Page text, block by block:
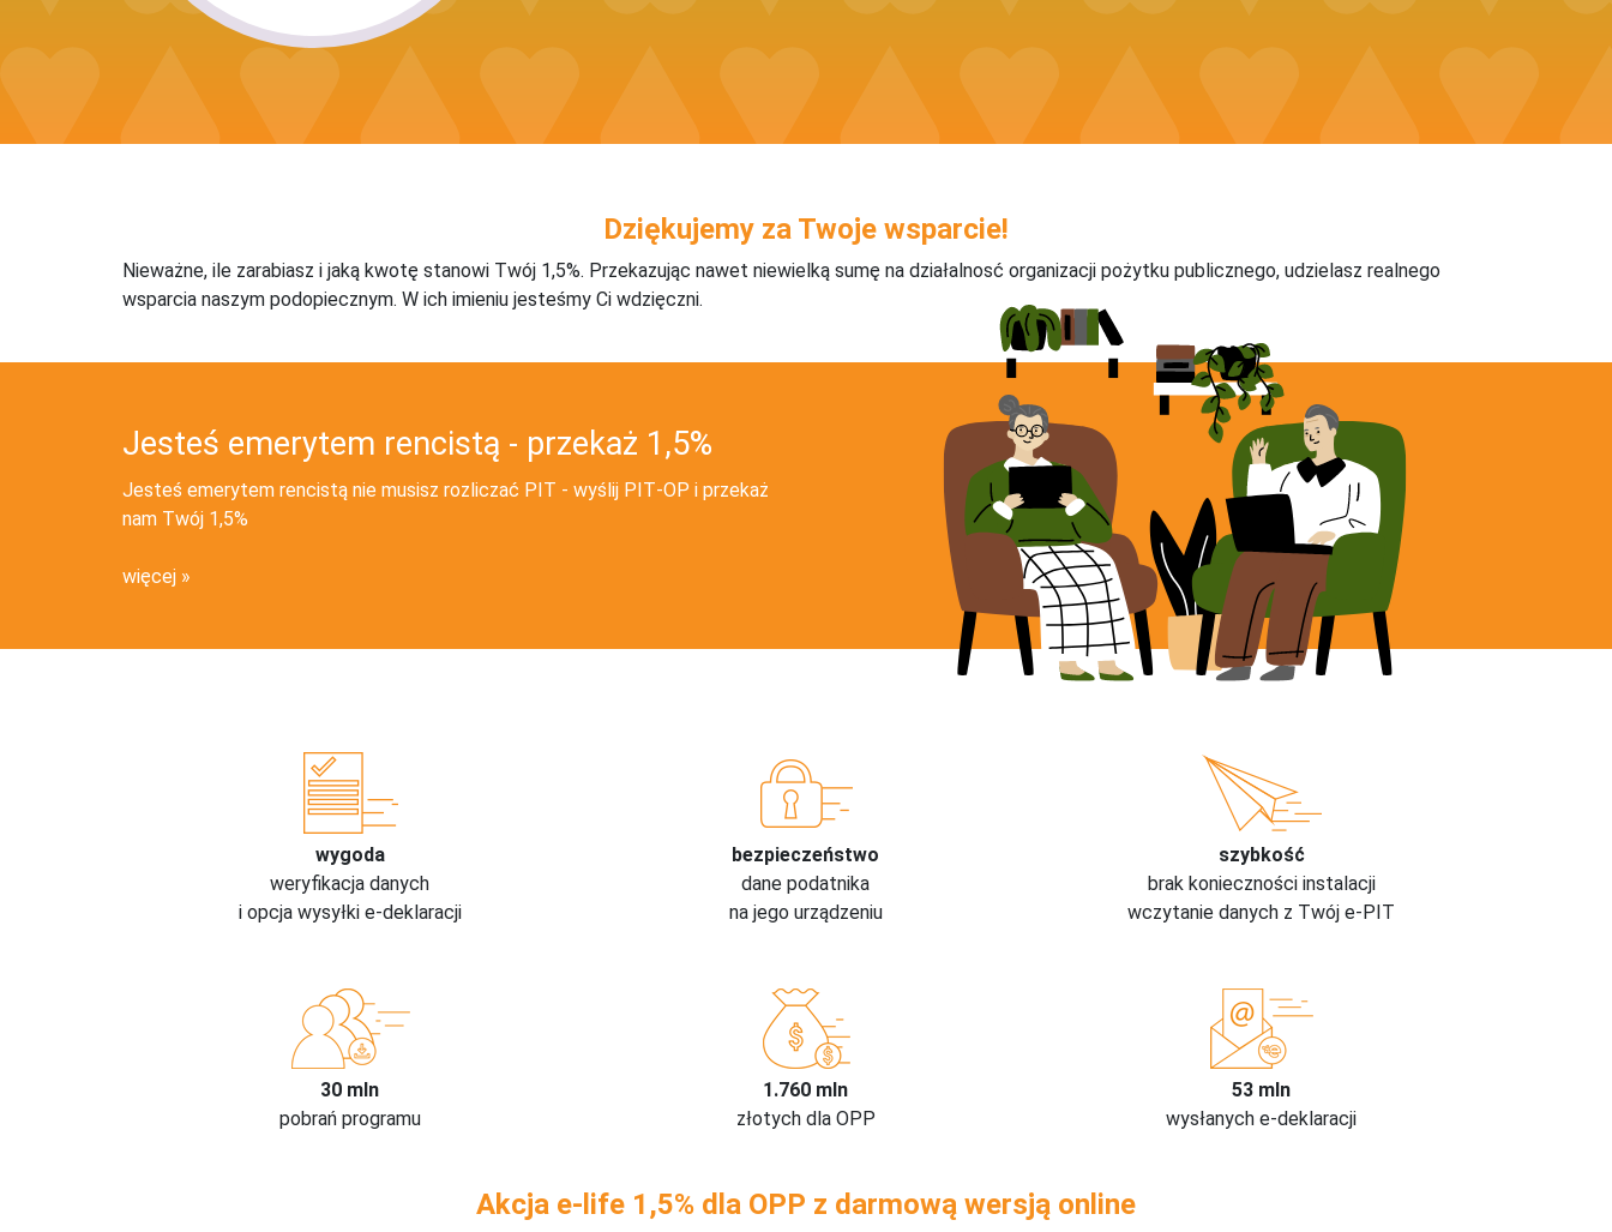
Dziękujemy za Twoje wsparcie!
Nieważne, ile zarabiasz i jaką kwotę stanowi Twój 1,5%. Przekazując nawet niewielką sumę na działalnosć organizacji pożytku publicznego, udzielasz realnego
wsparcia naszym podopiecznym. W ich imieniu jesteśmy Ci wdzięczni.
Jesteś emerytem rencistą - przekaż 1,5%
Jesteś emerytem rencistą nie musisz rozliczać PIT - wyślij PIT‑OP i przekaż
nam Twój 1,5%
więcej
wygoda
weryfikacja danych
i opcja wysyłki e-deklaracji
bezpieczeństwo
dane podatnika
na jego urządzeniu
szybkość
brak konieczności instalacji
wczytanie danych z Twój e-PIT
30 mln
pobrań programu
1.760 mln
złotych dla OPP
53 mln
wysłanych e-deklaracji
Akcja e-life 1,5% dla OPP z darmową wersją online